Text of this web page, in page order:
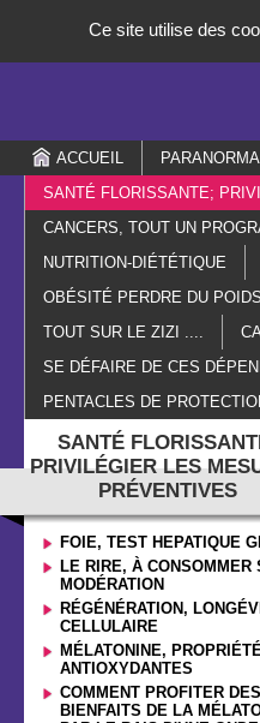
ACCUEIL
SANTÉ FLORISSANTE;
CANCERS, TOUT UN
NUTRITION-DIÉTÉTIQUE
OBÉSITÉ PERDRE DU
TOUT SUR LE ZIZI ....
SE DÉFAIRE DE CES
PENTACLES DE
SANTÉ
PRIVILÉGIER LES
PRÉVENTIVES
FOIE, TEST HEPATIQUE
LE RIRE, À CONSOMMER
MODÉRATION
RÉGÉNÉRATION,
CELLULAIRE
MÉLATONINE,
ANTIOXYDANTES
COMMENT PROFITER DES
BIENFAITS DE LA
Ce site utilise des